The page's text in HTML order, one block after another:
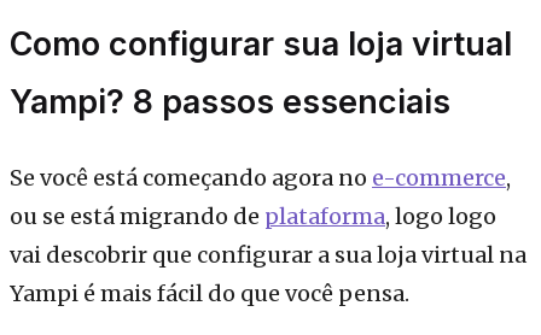
Como configurar sua loja virtual
Yampi? 8 passos essenciais
Se você está começando agora no e-commerce,
ou se está migrando de plataforma, logo logo
vai descobrir que configurar a sua loja virtual na
Yampi é mais fácil do que você pensa.